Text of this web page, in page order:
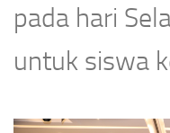
pada hari
untuk siswa